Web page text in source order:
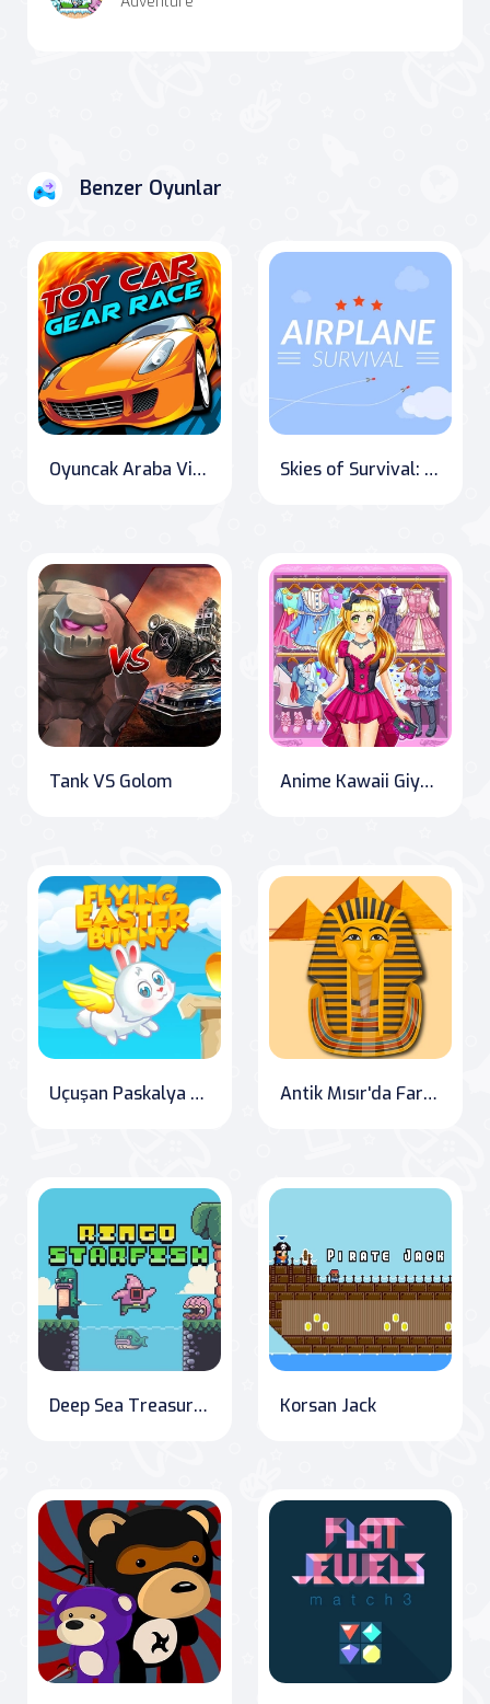
Benzer Oyunlar
Oyuncak Araba Vites Yarışı Skies of Survival: Missile Dodger
Tank VS Golom Anime Kawaii Giydirme
Uçuşan Paskalya Tavşanı Antik Mısır'da Farkları Bul
Deep Sea Treasures: The Quest for Ringo Starfish Korsan Jack